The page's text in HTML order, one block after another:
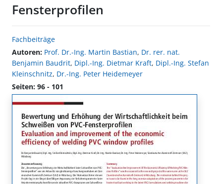
Fensterprofilen
Fachbeiträge
Autoren: Prof. Dr.-Ing. Martin Bastian, Dr. rer. nat.
Benjamin Baudrit, Dipl.-Ing. Dietmar Kraft, Dipl.-Ing. Stefan
Kleinschnitz, Dr.-Ing. Peter Heidemeyer
Seiten: 96 - 101